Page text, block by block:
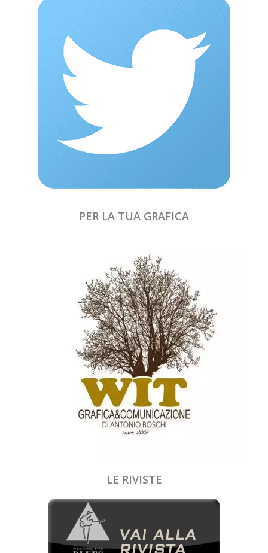
PER LA TUA GRAFICA
LE RIVISTE